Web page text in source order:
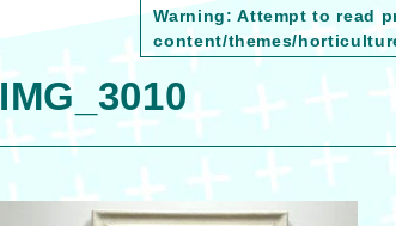
Warning: Attempt to read
content/themes/
IMG_3010